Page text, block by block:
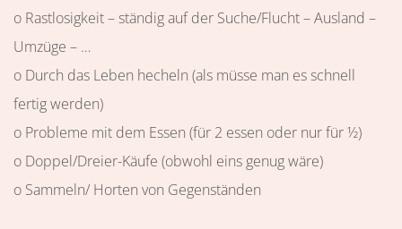
o Rastlosigkeit – ständig auf der Suche/Flucht – Ausland –
Umzüge – …
o Durch das Leben hecheln (als müsse man es schnell
fertig werden)
o Probleme mit dem Essen (für 2 essen oder nur für ½)
o Doppel/Dreier-Käufe (obwohl eins genug wäre)
o Sammeln/ Horten von Gegenständen